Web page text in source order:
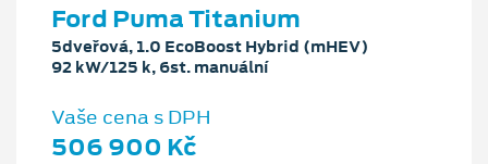
Ford Puma Titanium
5dveřová, 1.0 EcoBoost Hybrid (mHEV)
92 kW/125 k, 6st. manuální
Vaše cena s DPH
506 900 Kč